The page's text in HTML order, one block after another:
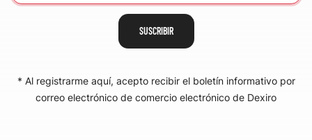
SUSCRIBIR
* Al registrarme aquí, acepto recibir el boletín informativo por
correo electrónico de comercio electrónico de Dexiro